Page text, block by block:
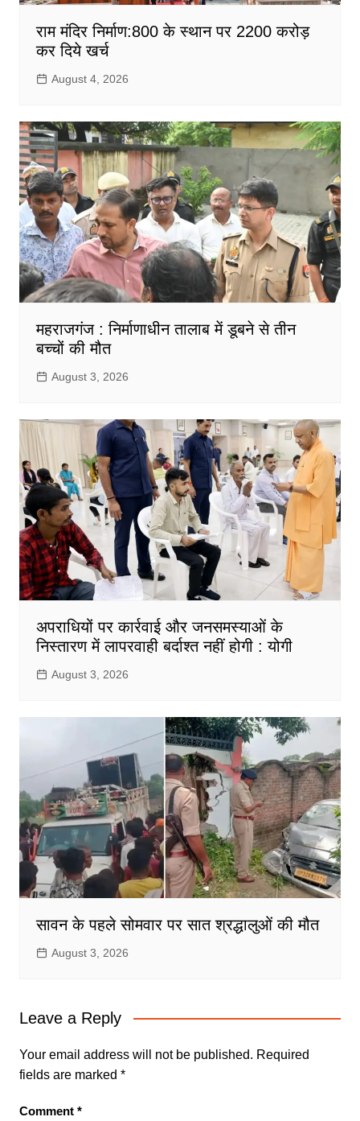
राम मंदिर निर्माण:800 के स्थान पर 2200 करोड़
कर दिये खर्च
August 4, 2026
महराजगंज : निर्माणाधीन तालाब में डूबने से तीन
बच्चों की मौत
August 3, 2026
अपराधियों पर कार्रवाई और जनसमस्याओं के
निस्तारण में लापरवाही बर्दाश्त नहीं होगी : योगी
August 3, 2026
सावन के पहले सोमवार पर सात श्रद्धालुओं की मौत
August 3, 2026
Leave a Reply
Your email address will not be published. Required
fields are marked *
Comment *